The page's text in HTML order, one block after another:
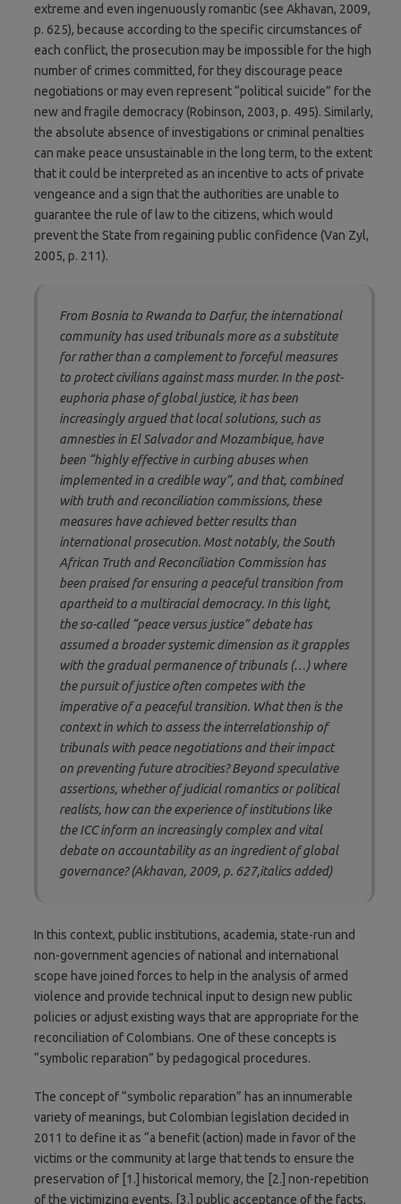
extreme and even ingenuously romantic (see Akhavan, 2009,
p. 625), because according to the specific circumstances of
each conflict, the prosecution may be impossible for the high
number of crimes committed, for they discourage peace
negotiations or may even represent “political suicide” for the
new and fragile democracy (Robinson, 2003, p. 495). Similarly,
the absolute absence of investigations or criminal penalties
can make peace unsustainable in the long term, to the extent
that it could be interpreted as an incentive to acts of private
vengeance and a sign that the authorities are unable to
guarantee the rule of law to the citizens, which would
prevent the State from regaining public confidence (Van Zyl,
2005, p. 211).
From Bosnia to Rwanda to Darfur, the international
community has used tribunals more as a substitute
forrather than a complement to forceful measures
to protect civilians against mass murder. In the post-
euphoria phase of global justice, it has been
increasingly argued that local solutions, such as
amnesties in El Salvador and Mozambique, have
been “highly effective in curbing abuses when
implemented in a credible way”, and that, combined
with truth and reconciliation commissions, these
measures have achieved better results than
international prosecution. Most notably, the South
African Truth and Reconciliation Commission has
been praised for ensuring a peaceful transition from
apartheid to a multiracial democracy. In this light,
the so-called “peace versus justice” debatehas
assumed a broader systemic dimension as it grapples
with the gradual permanence of tribunals (…) where
the pursuit of justice often competes with the
imperative of a peaceful transition. What then is the
context in which to assess the interrelationship of
tribunals with peace negotiations and their impact
on preventing future atrocities? Beyond speculative
assertions, whether of judicial romantics or political
realists, how can the experience of institutions like
the ICC inform an increasingly complex and vital
debate on accountability as an ingredient of global
governance? (Akhavan, 2009, p. 627,italics added)
In this context, public institutions, academia, state-run and
non-government agencies of national and international
scope have joined forces to help in the analysis of armed
violence and provide technical input to design new public
policies or adjust existing ways that are appropriate for the
reconciliation of Colombians. One of these concepts is
“symbolic reparation” by pedagogical procedures.
The concept of “symbolic reparation” has an innumerable
variety of meanings, but Colombian legislation decided in
2011 to define it as “a benefit (action) made in favor of the
victims or the community at large that tends to ensure the
preservation of [1.] historical memory, the [2.] non-repetition
of the victimizing events, [3.] public acceptance of the facts,